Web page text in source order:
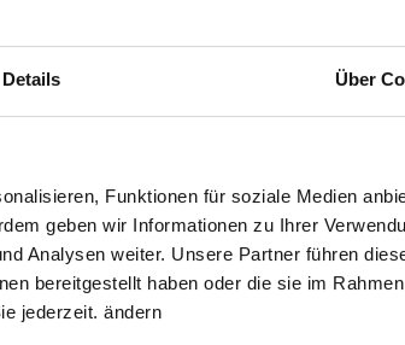
Details Über
Funktionen für soziale Medien
geben wir Informationen zu Ihrer
Analysen weiter. Unsere Partner führen
bereitgestellt haben oder die sie im
jederzeit. ändernkauften